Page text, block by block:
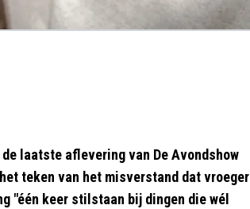
laatste aflevering van De Avondshow
teken van het misverstand dat vroeger
"één keer stilstaan bij dingen die wél